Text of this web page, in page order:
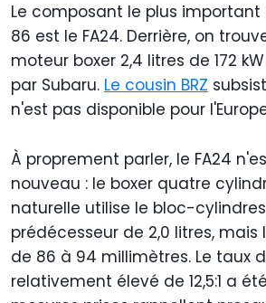
Le composant le plus important
86 est le FA24. Derrière, on
moteur boxer 2,4 litres de 172
par Subaru. Le cousin BRZ
n'est pas disponible pour
À proprement parler, le FA24
nouveau : le boxer quatre
naturelle utilise le bloc-
prédécesseur de 2,0 litres, mais
de 86 à 94 millimètres. Le taux
relativement élevé de 12,5:1 a